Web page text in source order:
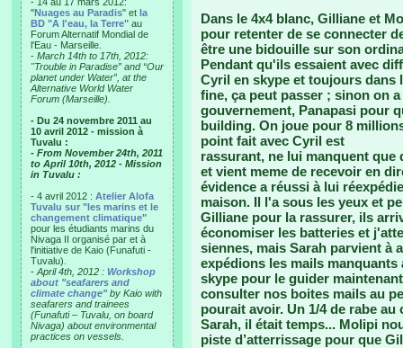
"Nuages au Paradis" et la
BD "A l'eau, la Terre" au
Forum Alternatif Mondial de
l'Eau - Marseille.
- March 14th to 17th, 2012:
"Trouble in Paradise” and “Our
planet under Water”, at the
Alternative World Water
Forum (Marseille).
- Du 24 novembre 2011 au
10 avril 2012 - mission à
Tuvalu :
- From November 24th, 2011
to April 10th, 2012 - Mission
in Tuvalu :
- 4 avril 2012 : Atelier Alofa
Tuvalu sur "les marins et le
changement climatique"
pour les étudiants marins du
Nivaga II organisé par et à
l'initiative de Kaio (Funafuti -
Tuvalu).
- April 4th, 2012 : Workshop
about "seafarers and
climate change"by Kaio with
seafarers and trainees
(Funafuti – Tuvalu, on board
Nivaga) about environmental
practices on vessels.
Dans le 4x4 blanc, Gilliane et
pour retenter de se connecter
être une bidouille sur son
Pendant qu'ils essaient avec
Cyril en skype et toujours dans
fine, ça peut passer ; sinon on
gouvernement, Panapasi pour
building. On joue pour 8
point fait avec Cyril est
rassurant, ne lui manquent que
et vient meme de recevoir en
évidence a réussi à lui
maison. Il l'a sous les yeux et
Gilliane pour la rassurer, ils
économiser les batteries et
siennes, mais Sarah parvient à
expédions les mails
skype pour le guider
consulter nos boites mails au
pourait avoir. Un 1/4 de rabe
Sarah, il était temps... Molipi
piste d’atterrissage pour que